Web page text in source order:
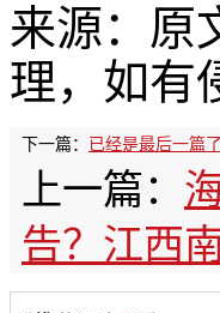
来源：原
理，如有
下一篇： 已经是最后一篇了
上一篇：
告？江西